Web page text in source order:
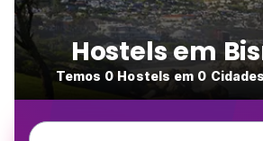
Hostels em
Temos 0 Hostels em 0